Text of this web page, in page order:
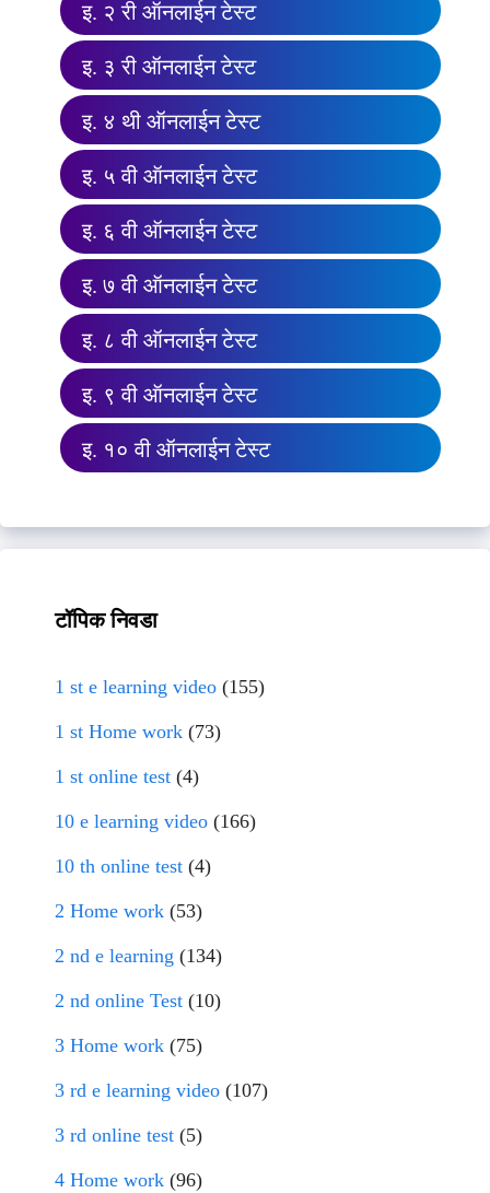
इ. २ री ऑनलाईन टेस्ट
इ. ३ री ऑनलाईन टेस्ट
इ. ४ थी ऑनलाईन टेस्ट
इ. ५ वी ऑनलाईन टेस्ट
इ. ६ वी ऑनलाईन टेस्ट
इ. ७ वी ऑनलाईन टेस्ट
इ. ८ वी ऑनलाईन टेस्ट
इ. ९ वी ऑनलाईन टेस्ट
इ. १० वी ऑनलाईन टेस्ट
टॉपिक निवडा
1 st e learning video (155)
1 st Home work (73)
1 st online test (4)
10 e learning video (166)
10 th online test (4)
2 Home work (53)
2 nd e learning (134)
2 nd online Test (10)
3 Home work (75)
3 rd e learning video (107)
3 rd online test (5)
4 Home work (96)